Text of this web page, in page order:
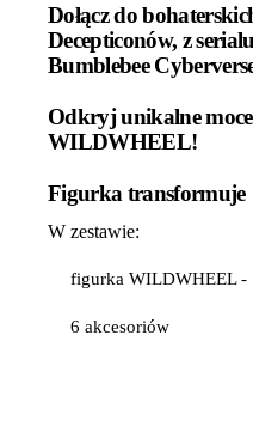
Dołącz do
Decepticonów, z
Bumblebee
Odkryj unikalne
WILDWHEEL!
Figurka
W zestawie:
figurka WILDWHEEL -
6 akcesoriów